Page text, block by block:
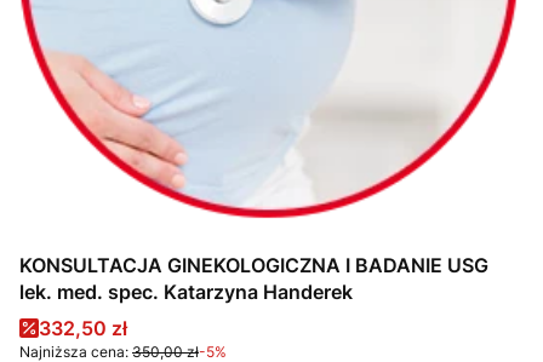
KONSULTACJA GINEKOLOGICZNA I BADANIE USG
lek. med. spec. Katarzyna Handerek
Cena promocyjna
332,50 zł
Najniższa cena: 350,00 zł-5%